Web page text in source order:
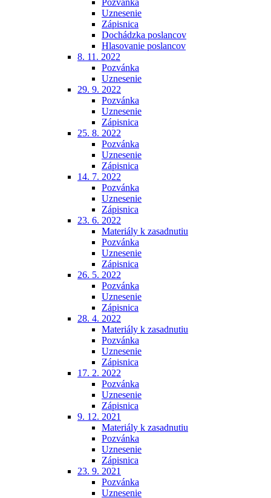
Pozvánka
Uznesenie
Zápisnica
Dochádzka poslancov
Hlasovanie poslancov
8. 11. 2022
Pozvánka
Uznesenie
29. 9. 2022
Pozvánka
Uznesenie
Zápisnica
25. 8. 2022
Pozvánka
Uznesenie
Zápisnica
14. 7. 2022
Pozvánka
Uznesenie
Zápisnica
23. 6. 2022
Materiály k zasadnutiu
Pozvánka
Uznesenie
Zápisnica
26. 5. 2022
Pozvánka
Uznesenie
Zápisnica
28. 4. 2022
Materiály k zasadnutiu
Pozvánka
Uznesenie
Zápisnica
17. 2. 2022
Pozvánka
Uznesenie
Zápisnica
9. 12. 2021
Materiály k zasadnutiu
Pozvánka
Uznesenie
Zápisnica
23. 9. 2021
Pozvánka
Uznesenie